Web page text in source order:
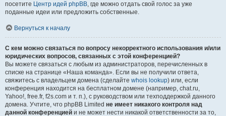
посетите Центр идей phpBB, где можно отдать свой голос за уже
поданные идеи или предложить собственные.
Вернуться к началу
С кем можно связаться по вопросу некорректного использования и/или
юридических вопросов, связанных с этой конференцией?
Вы можете связаться с любым из администраторов, перечисленных в
списке на странице «Наша команда». Если вы не получили ответа,
свяжитесь с владельцем домена (сделайте whois lookup) или, если
конференция находится на бесплатном домене (например, chat.ru,
Yahoo!, free.fr, f2s.com и т. п.), с руководством или техподдержкой данного
домена. Учтите, что phpBB Limited не имеет никакого контроля над
данной конференцией и не может нести никакой ответственности за то,